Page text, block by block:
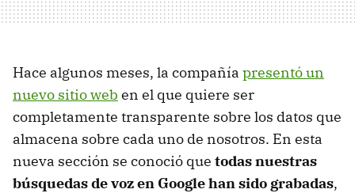
Hace algunos meses, la compañía presentó un
nuevo sitio web en el que quiere ser
completamente transparente sobre los datos que
almacena sobre cada uno de nosotros. En esta
nueva sección se conoció que todas nuestras
búsquedas de voz en Google han sido grabadas,